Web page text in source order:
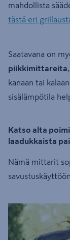
mahdollista
tästä eri
Saatavana on
piikkimittareita
kanaan tai
sisälämpötila
Katso alta
laadukkaista
Nämä mittarit